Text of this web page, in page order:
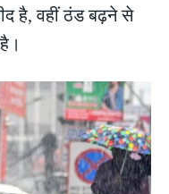
है, वहीं ठंड बढ़ने से